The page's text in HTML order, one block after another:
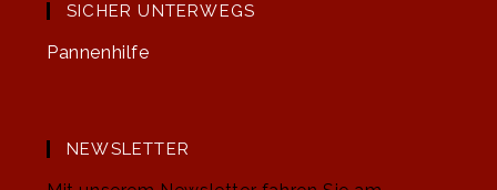
SICHER UNTERWEGS
Pannenhilfe
NEWSLETTER